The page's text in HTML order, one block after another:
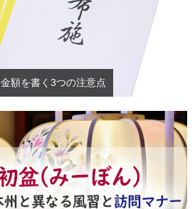
額を書く3つの注意点